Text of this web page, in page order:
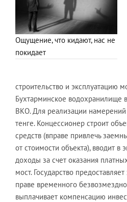
Ощущение, что кидают, нас не
покидает
строительство и эксплуатацию
Бухтарминское водохранилище
ВКО. Для реализации
тенге. Концессионер строит
средств (вправе привлечь
от стоимости объекта), вводит в
доходы за счет оказания
мост. Государство
праве временного
выплачивает компенсацию